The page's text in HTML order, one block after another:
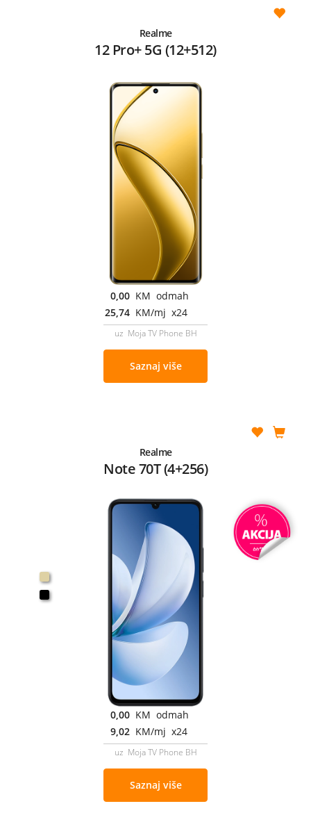
Realme
12 Pro+ 5G (12+512)
0,00 KM odmah
25,74 KM/mj x24
uz Moja TV Phone BH
Saznaj više
Realme
Note 70T (4+256)
0,00 KM odmah
9,02 KM/mj x24
uz Moja TV Phone BH
Saznaj više